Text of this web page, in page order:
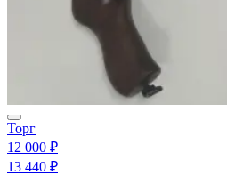
Торг
12 000 ₽
13 440 ₽